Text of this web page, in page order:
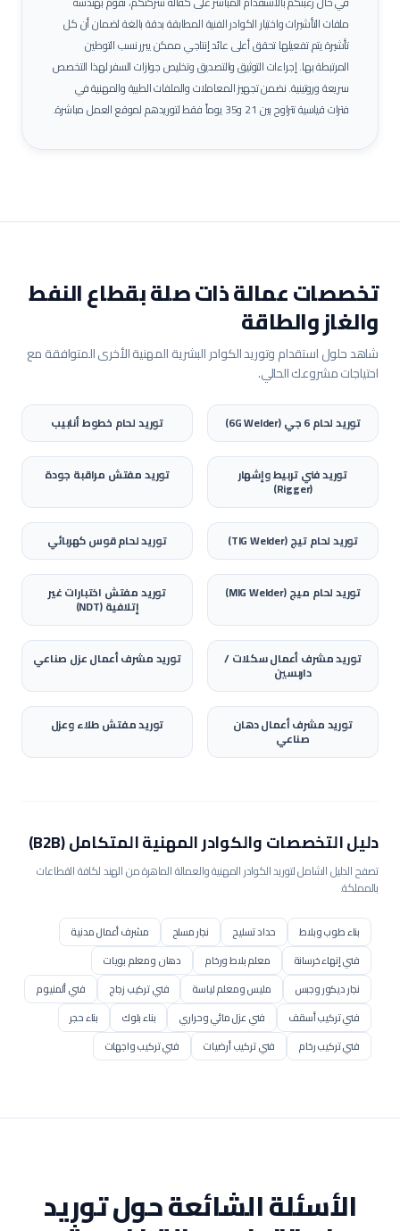
ملفات التأشيرات واختيار الكوادر الفنية المطابقة بدقة بالغة لضمان أن كل
تأشيرة يتم تفعيلها تحقق أعلى عائد إنتاجي ممكن يبرر نسب التوطين
المرتبطة بها.إجراءات التوثيق والتصديق وتخليص جوازات السفر لهذا التخصص
سريعة وروتينية. نضمن تجهيز المعاملات والملفات الطبية والمهنية في
فترات قياسية تتراوح بين 21 و35 يوماً فقط لتوريدهم لموقع العمل مباشرة.
تخصصات عمالة ذات صلة بقطاعالنفط
والغاز والطاقة
شاهد حلول استقدام وتوريد الكوادر البشرية المهنية الأخرى المتوافقة مع
احتياجات مشروعك الحالي.
توريدلحام 6 جي (6G Welder) توريدلحام خطوط أنابيب
توريدفني تربيط وإشهار
(Rigger)
توريدمفتش مراقبة جودة
توريدلحام تيج (TIG Welder) توريدلحام قوس كهربائي
توريدلحام ميج (MIG Welder) توريدمفتش اختبارات غير
إتلافية (NDT)
توريدمشرف أعمال سكلات /
داربسين
توريدمشرف أعمال عزل صناعي
توريدمشرف أعمال دهان
صناعي
توريدمفتش طلاء وعزل
دليل التخصصات والكوادر المهنية المتكامل (B2B)
تصفح الدليل الشامل لتوريد الكوادر المهنية والعمالة الماهرة من الهند لكافة القطاعات
بالمملكة.
بناء طوب وبلاط حداد تسليح نجار مسلح
مشرف أعمال مدنية
فني إنهاء خرسانة
معلم بلاط ورخام
دهان ومعلم بويات
نجار ديكور وجبس
مليس ومعلم لياسة فني تركيب زجاج
فني ألمنيوم
فني تركيب أسقف
فني عزل مائي وحراري بناء بلوك
بناء حجر
فني تركيب رخام
فني تركيب أرضيات
فني تركيب واجهات
فني شبكات ري
عامل عادي مساعد إنشائي
فني عزل مباني
مساعد مساح مساح أراضي
مراقب موقع مدني
الأسئلة الشائعة حول توريد